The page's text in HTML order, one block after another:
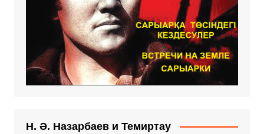
Н. Ә. Назарбаев и Темиртау